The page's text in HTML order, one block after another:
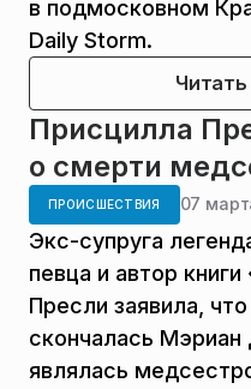
в подмосковном
Daily Storm.
Присцилла
о смерти
ПРОИСШЕСТВИЯ 07
Экс-супруга
певца и автор
Пресли заявила,
скончалась
являлась